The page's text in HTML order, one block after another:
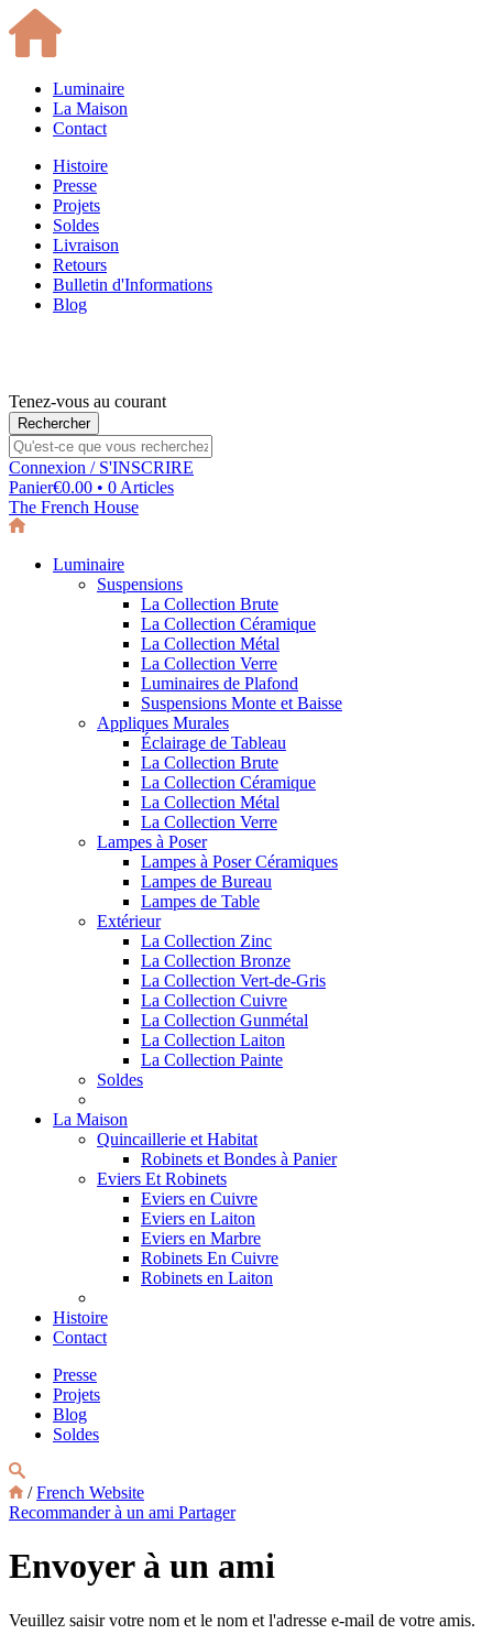
Luminaire
La Maison
Contact
Histoire
Presse
Projets
Soldes
Livraison
Retours
Bulletin d'Informations
Blog
Tenez-vous au courant
Connexion / S'INSCRIRE
Panier€0.00 • 0 Articles
The French House
Luminaire
Suspensions
La Collection Brute
La Collection Céramique
La Collection Métal
La Collection Verre
Luminaires de Plafond
Suspensions Monte et Baisse
Appliques Murales
Éclairage de Tableau
La Collection Brute
La Collection Céramique
La Collection Métal
La Collection Verre
Lampes à Poser
Lampes à Poser Céramiques
Lampes de Bureau
Lampes de Table
Extérieur
La Collection Zinc
La Collection Bronze
La Collection Vert-de-Gris
La Collection Cuivre
La Collection Gunmétal
La Collection Laiton
La Collection Painte
Soldes
La Maison
Quincaillerie et Habitat
Robinets et Bondes à Panier
Eviers Et Robinets
Eviers en Cuivre
Eviers en Laiton
Eviers en Marbre
Robinets En Cuivre
Robinets en Laiton
Histoire
Contact
Presse
Projets
Blog
Soldes
/French Website
Recommander à un ami Partager
Envoyer à un ami
Veuillez saisir votre nom et le nom et l'adresse e-mail de votre amis.